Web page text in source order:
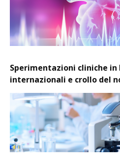
Sperimentazioni cliniche
internazionali e crollo del